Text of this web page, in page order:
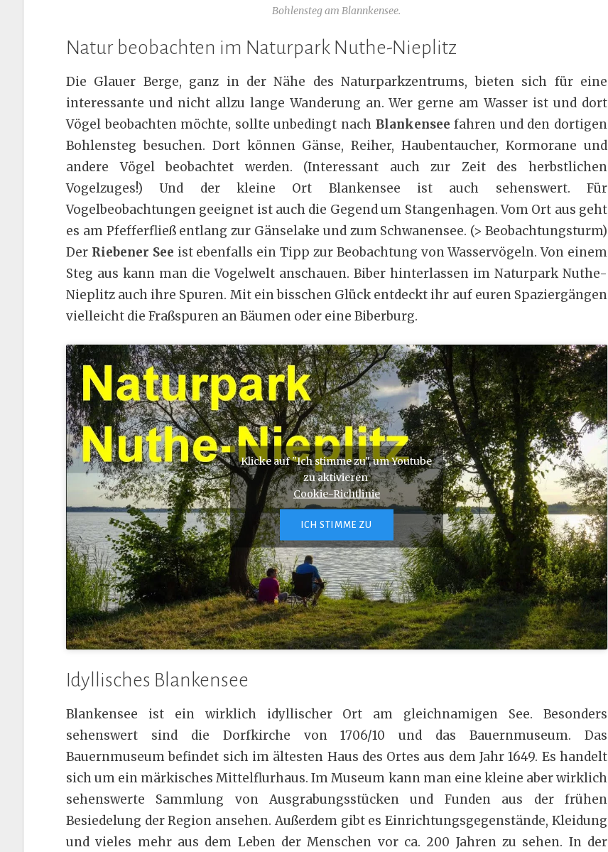
Bohlensteg am Blannkensee.
Natur beobachten im Naturpark Nuthe-Nieplitz
Die Glauer Berge, ganz in der Nähe des Naturparkzentrums, bieten sich für eine
interessante und nicht allzu lange Wanderung an. Wer gerne am Wasser ist und dort
Vögel beobachten möchte, sollte unbedingt nach Blankensee fahren und den dortigen
Bohlensteg besuchen. Dort können Gänse, Reiher, Haubentaucher, Kormorane und
andere Vögel beobachtet werden. (Interessant auch zur Zeit des herbstlichen
Vogelzuges!) Und der kleine Ort Blankensee ist auch sehenswert. Für
Vogelbeobachtungen geeignet ist auch die Gegend um Stangenhagen. Vom Ort aus geht
es am Pfefferfließ entlang zur Gänselake und zum Schwanensee. (> Beobachtungsturm)
Der Riebener See ist ebenfalls ein Tipp zur Beobachtung von Wasservögeln. Von einem
Steg aus kann man die Vogelwelt anschauen. Biber hinterlassen im Naturpark Nuthe-
Nieplitz auch ihre Spuren. Mit ein bisschen Glück entdeckt ihr auf euren Spaziergängen
vielleicht die Fraßspuren an Bäumen oder eine Biberburg.
Klicke auf "Ich stimme zu", um Youtube
zu aktivieren
Cookie-Richtlinie
ICH STIMME ZU
Idyllisches Blankensee
Blankensee ist ein wirklich idyllischer Ort am gleichnamigen See. Besonders
sehenswert sind die Dorfkirche von 1706/10 und das Bauernmuseum. Das
Bauernmuseum befindet sich im ältesten Haus des Ortes aus dem Jahr 1649. Es handelt
sich um ein märkisches Mittelflurhaus. Im Museum kann man eine kleine aber wirklich
sehenswerte Sammlung von Ausgrabungsstücken und Funden aus der frühen
Besiedelung der Region ansehen. Außerdem gibt es Einrichtungsgegenstände, Kleidung
und vieles mehr aus dem Leben der Menschen vor ca. 200 Jahren zu sehen. In der